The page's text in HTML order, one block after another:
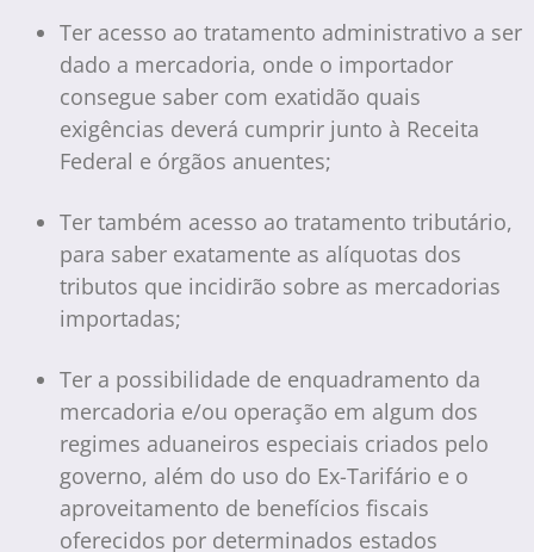
Ter acesso ao tratamento administrativo a ser
dado a mercadoria, onde o importador
consegue saber com exatidão quais
exigências deverá cumprir junto à Receita
Federal e órgãos anuentes;
Ter também acesso ao tratamento tributário,
para saber exatamente as alíquotas dos
tributos que incidirão sobre as mercadorias
importadas;
Ter a possibilidade de enquadramento da
mercadoria e/ou operação em algum dos
regimes aduaneiros especiais criados pelo
governo, além do uso do Ex-Tarifário e o
aproveitamento de benefícios fiscais
oferecidos por determinados estados